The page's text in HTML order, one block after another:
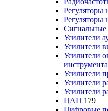
Регуляторы
Регуляторы
Сигнальные
Усилители
Усилители
Усилители
Усилители
Усилители
Усилители
ЦАП 179